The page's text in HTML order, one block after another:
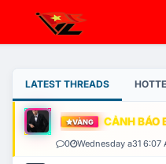
LATEST THREADS
VÀNG CẢNH BÁO
0 Wednesday a31 6:07